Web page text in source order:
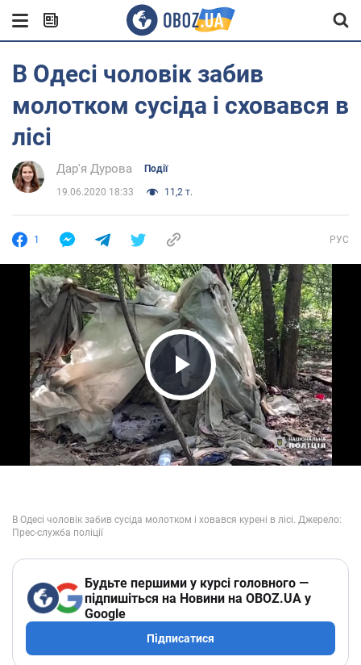
В Одесі чоловік забив
молотком сусіда і сховався в
лісі
Дар'я Дурова Події
19.06.2020 18:33 11,2 т.
1 РУС
Play Video
Будьте першими у курсі головного —
підпишіться на Новини на OBOZ.UA у
Google
Підписатися